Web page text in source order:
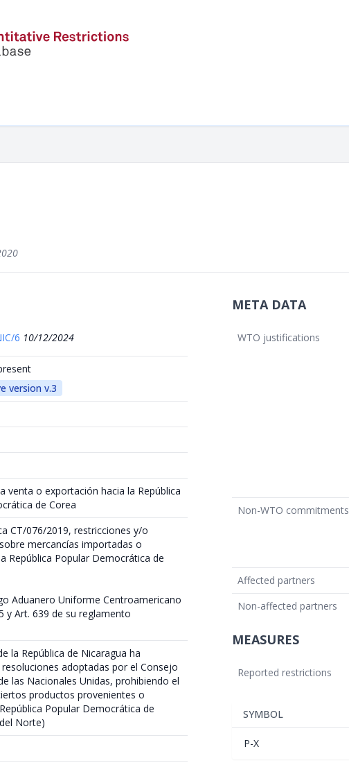
6 10/12/2024
version v.3
venta o exportación hacia la República
de Corea
CT/076/2019, restricciones y/o
mercancías importadas o
República Popular Democrática de
Aduanero Uniforme Centroamericano
y Art. 639 de su reglamento
la República de Nicaragua ha
adoptadas por el Consejo
las Nacionales Unidas, prohibiendo el
productos provenientes o
Popular Democrática de
Norte)
META DATA
WTO justifications
Non-WTO commitments
Affected partners
Non-affected partners
MEASURES
Reported restrictions
SYMBOL
P-X